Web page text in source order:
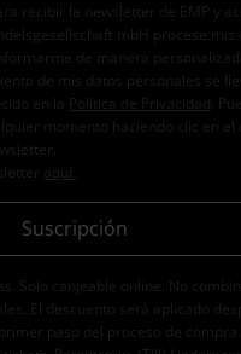
recibir la newsletter de EMP y
mbH procese mis
de manera
de mis datos personales se
en la
Política de Privacidad .
momento haciendo clic en el
aquí
Suscripción
Solo canjeable online. No
El descuento será aplicado
paso del proceso de